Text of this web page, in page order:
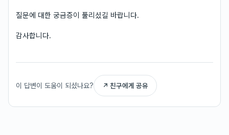
질문에 대한 궁금증이 풀리셨길 바랍니다.
감사합니다.
이 답변이 도움이 되셨나요? ↗ 친구에게 공유